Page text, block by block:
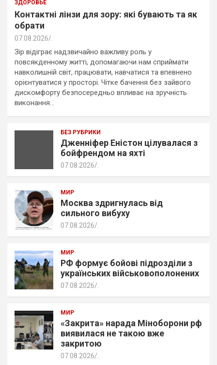
ЗДОРОВЬЕ
Контактні лінзи для зору: які бувають та як
обрати
07.08.2026
Зір відіграє надзвичайно важливу роль у
повсякденному житті, допомагаючи нам сприймати
навколишній світ, працювати, навчатися та впевнено
орієнтуватися у просторі. Чітке бачення без зайвого
дискомфорту безпосередньо впливає на зручність
виконання…
БЕЗ РУБРИКИ
Дженніфер Еністон цілувалася з
бойфрендом на яхті
07.08.2026
МИР
Москва здригнулась від
сильного вибуху
07.08.2026
МИР
РФ формує бойові підрозділи з
українських військовополонених
07.08.2026
МИР
«Закрита» нарада Міноборони рф
виявилася не такою вже
закритою
07.08.2026